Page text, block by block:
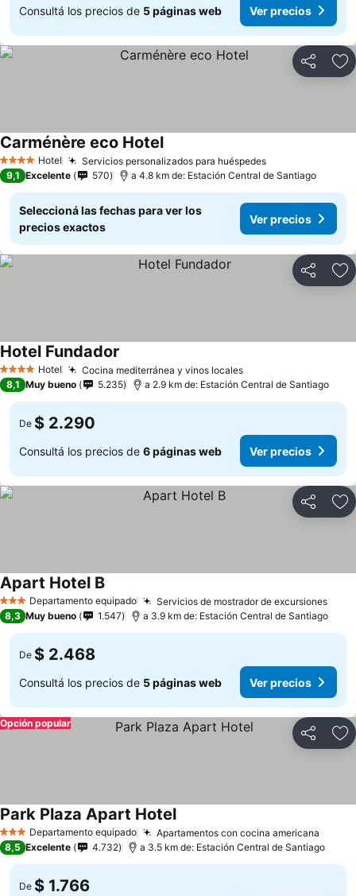
Consultá los precios de 5 páginas web Ver precios
Compartir
4 EstrellasHotel Servicios personalizados para huéspedes
Carménère eco Hotel
9,1 Excelente 570 a 4.8 km de: Estación Central de Santiago
Seleccioná las fechas para ver los
precios exactos
Ver precios
Compartir
4 EstrellasHotel Cocina mediterránea y vinos locales
Hotel Fundador
8,1 Muy bueno 5.235 a 2.9 km de: Estación Central de Santiago
De $ 2.290
Consultá los precios de 6 páginas web Ver precios
Compartir
3 EstrellasDepartamento equipado Servicios de mostrador de excursiones
Apart Hotel B
8,3 Muy bueno 1.547 a 3.9 km de: Estación Central de Santiago
De $ 2.468
Consultá los precios de 5 páginas web Ver precios
Compartir
Opción popular
3 EstrellasDepartamento equipado Apartamentos con cocina americana
Park Plaza Apart Hotel
8,5 Excelente 4.732 a 3.5 km de: Estación Central de Santiago
De $ 1.766